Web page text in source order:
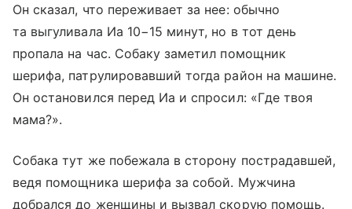
Он сказал, что переживает за нее: обычно
та выгуливала Иа 10−15 минут, но в тот день
пропала на час. Собаку заметил помощник
шерифа, патрулировавший тогда район на машине.
Он остановился перед Иа и спросил: «Где твоя
мама?».
Собака тут же побежала в сторону пострадавшей,
ведя помощника шерифа за собой. Мужчина
добрался до женщины и вызвал скорую помощь.